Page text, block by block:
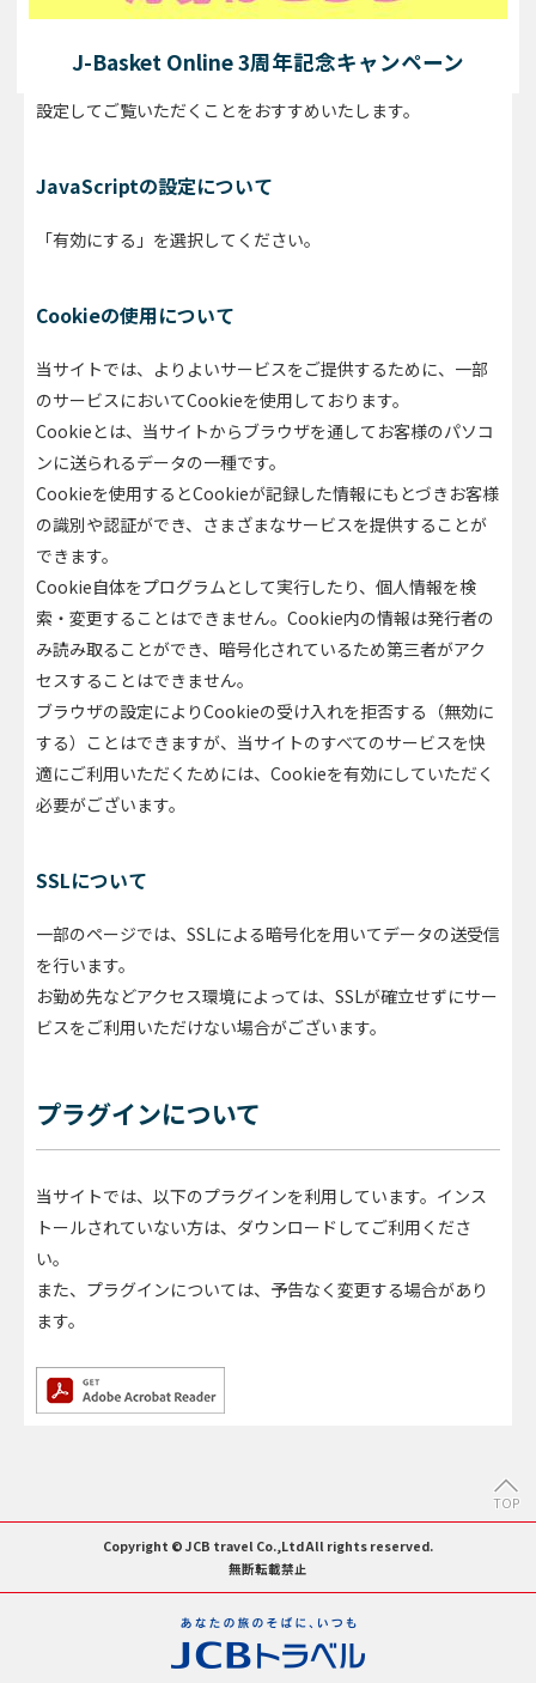
お客様のパソコンのブラウザ設定によっては、表示の崩れや
正常にご利用いただけない場合がございます。以下のように
設定してご覧いただくことをおすすめいたします。
JavaScriptの設定について
「有効にする」を選択してください。
Cookieの使用について
当サイトでは、よりよいサービスをご提供するために、一部
のサービスにおいてCookieを使用しております。
Cookieとは、当サイトからブラウザを通してお客様のパソコ
ンに送られるデータの一種です。
Cookieを使用するとCookieが記録した情報にもとづきお客様
の識別や認証ができ、さまざまなサービスを提供することが
できます。
Cookie自体をプログラムとして実行したり、個人情報を検
索・変更することはできません。Cookie内の情報は発行者の
み読み取ることができ、暗号化されているため第三者がアク
セスすることはできません。
ブラウザの設定によりCookieの受け入れを拒否する（無効に
する）ことはできますが、当サイトのすべてのサービスを快
適にご利用いただくためには、Cookieを有効にしていただく
必要がございます。
SSLについて
一部のページでは、SSLによる暗号化を用いてデータの送受信
を行います。
お勤め先などアクセス環境によっては、SSLが確立せずにサー
ビスをご利用いただけない場合がございます。
プラグインについて
当サイトでは、以下のプラグインを利用しています。インス
トールされていない方は、ダウンロードしてご利用くださ
い。
また、プラグインについては、予告なく変更する場合があり
ます。
TOP
Copyright © JCB travel Co.,Ltd All rights reserved.
無断転載禁止
J-Basket Online 3周年記念キャンペーン